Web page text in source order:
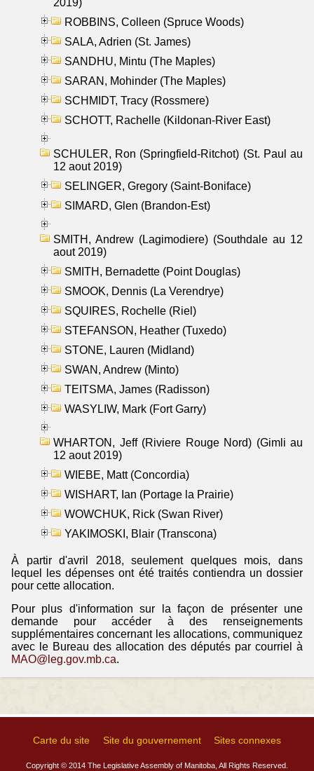
ROBBINS, Colleen (Spruce Woods)
SALA, Adrien (St. James)
SANDHU, Mintu (The Maples)
SARAN, Mohinder (The Maples)
SCHMIDT, Tracy (Rossmere)
SCHOTT, Rachelle (Kildonan-River East)
SCHULER, Ron (Springfield-Ritchot) (St. Paul au
12 aout 2019)
SELINGER, Gregory (Saint-Boniface)
SIMARD, Glen (Brandon-Est)
SMITH, Andrew (Lagimodiere) (Southdale au 12
aout 2019)
SMITH, Bernadette (Point Douglas)
SMOOK, Dennis (La Verendrye)
SQUIRES, Rochelle (Riel)
STEFANSON, Heather (Tuxedo)
STONE, Lauren (Midland)
SWAN, Andrew (Minto)
TEITSMA, James (Radisson)
WASYLIW, Mark (Fort Garry)
WHARTON, Jeff (Riviere Rouge Nord) (Gimli au
12 aout 2019)
WIEBE, Matt (Concordia)
WISHART, Ian (Portage la Prairie)
WOWCHUK, Rick (Swan River)
YAKIMOSKI, Blair (Transcona)
À partir d'avril 2018, seulement quelques mois, dans
lequel les dépenses ont été traités contiendra un dossier
pour cette allocation.
Pour plus d'information sur la façon de présenter une
demande pour accéder à des renseignements
supplémentaires concernant les allocations, communiquez
avec le Bureau des allocation des députés par courriel à
MAO@leg.gov.mb.ca.
Carte du site Site du gouvernement Sites connexes
Copyright © 2014 The Legislative Assembly of Manitoba, All Rights Reserved.